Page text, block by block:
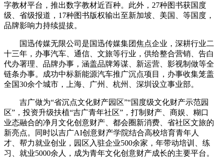
字教材平台，推出数字教材近百种。此外，27种图书获国度
级、省级报道，17种图书版权输出至新加坡、美国、等国度，
品牌影响力持续提拔。
国迅传媒无限公司是国迅传媒集团焦点企业，深耕行业二
十三年，办事汽车、通信、文旅等行业，供给整合营销、告白
代办署理、品牌办事，涵盖品牌筹谋、新运营、影视制做等全
链条办事。成功中标新能源汽车推广沉点项目，办事收集笼盖
全国30余个城市，上海、广州、杭州、深圳设立事业部。
吉广做为“省沉点文化财产园区”“国度级文化财产示范园
区”，投资升级扶植“吉广青年社区”，打制财产、商娱、糊口
业态融合的净月文化创意财产、都会圈新消费、省社区文旅的
新亮点。同时以吉广AI创意财产学院结合高校培育青年人
才、帮力就业创业，园区入驻企业500余家，年带动培训、练
习、就业5000余人，成为青年文化创意财产成长的主要平台。